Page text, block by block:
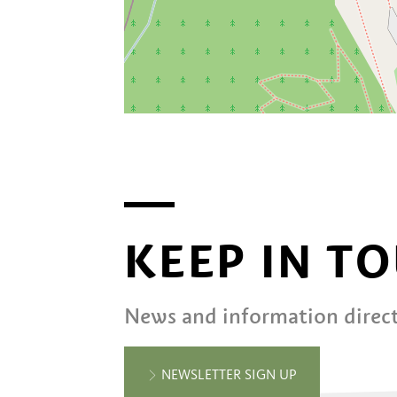
KEEP IN
News and information
NEWSLETTER SIGN UP